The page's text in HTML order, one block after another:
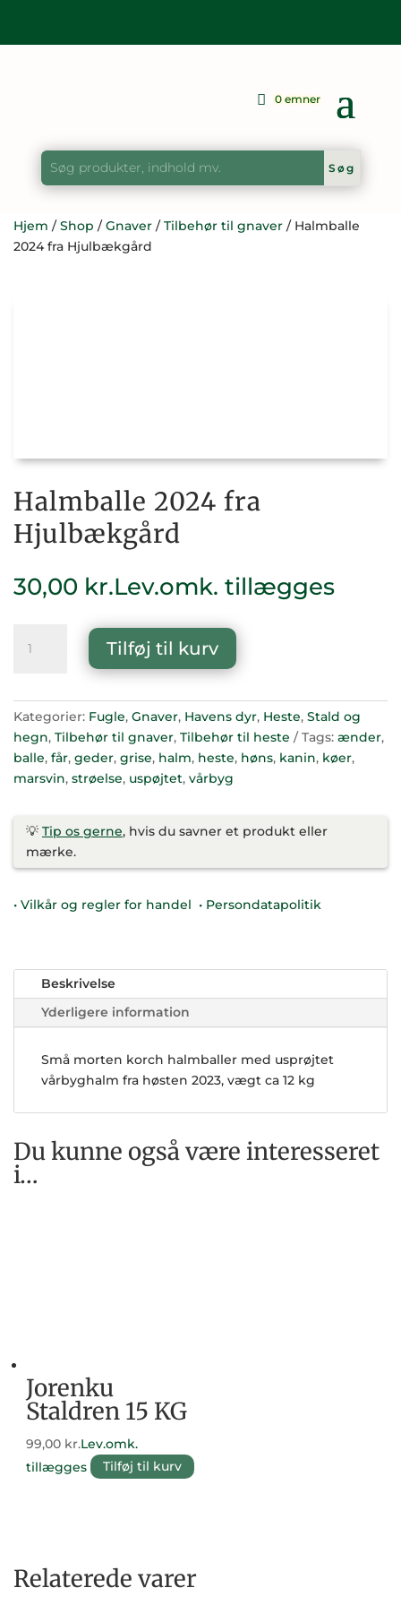
0 emner
Hjem /Shop /Gnaver /Tilbehør til gnaver / Halmballe
2024 fra Hjulbækgård
Halmballe 2024 fra
Hjulbækgård
30,00 kr.Lev.omk. tillægges
2024
antal
Tilføj til kurv
Kategorier: Fugle, Gnaver, Havens dyr, Heste, Stald og
hegn, Tilbehør til gnaver, Tilbehør til heste Tags: ænder,
balle, får, geder, grise, halm, heste, høns, kanin, køer,
marsvin, strøelse, uspøjtet, vårbyg
💡 Tip os gerne, hvis du savner et produkt eller
mærke.
• Vilkår og regler for handel • Persondatapolitik
Beskrivelse
Yderligere information
Små morten korch halmballer med usprøjtet
vårbyghalm fra høsten 2023, vægt ca 12 kg
Du kunne også være interesseret
i…
Jorenku
Staldren 15 KG
99,00 kr.Lev.omk.
tillægges
Tilføj til kurv
Relaterede varer